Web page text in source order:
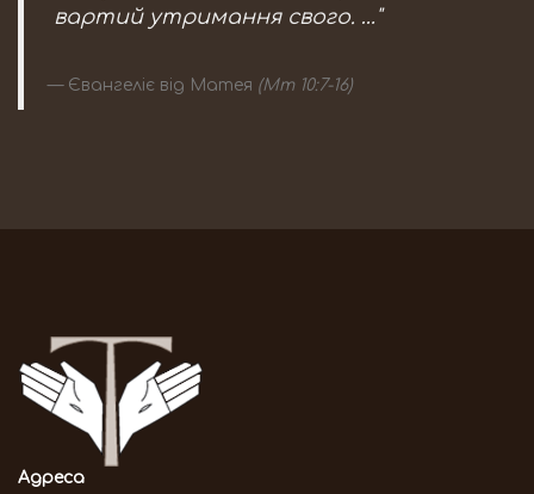
вартий утримання свого. …"
Євангеліє від Матея (Мт 10:7-16)
Адреса